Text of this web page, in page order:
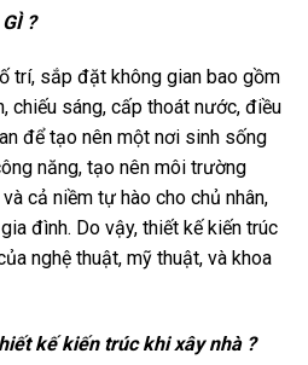
?
trí, sắp đặt không gian bao gồm
chiếu sáng, cấp thoát nước, điều
để tạo nên một nơi sinh sống
năng, tạo nên môi trường
cả niềm tự hào cho chủ nhân,
đình. Do vậy, thiết kế kiến trúc
nghệ thuật, mỹ thuật, và khoa
kế kiến trúc khi xây nhà ?